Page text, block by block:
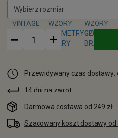
Wybierz rozmiar
Przewidywany czas dostawy:
14 dni na zwrot
Darmowa dostawa od 249 zł
Szacowany koszt dostawy od